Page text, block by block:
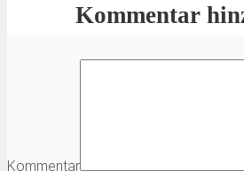
Kommentar
Kommentar